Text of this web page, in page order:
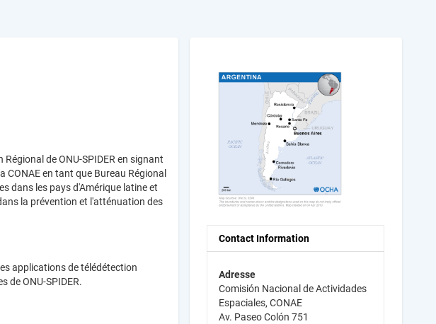
de ONU-SPIDER en signant
en tant que Bureau Régional
dans les pays d'Amérique latine et
la prévention et l'atténuation des
applications de télédétection
de ONU-SPIDER.
Contact Information
Adresse
Comisión Nacional de Actividades
Espaciales, CONAE
Av. Paseo Colón 751